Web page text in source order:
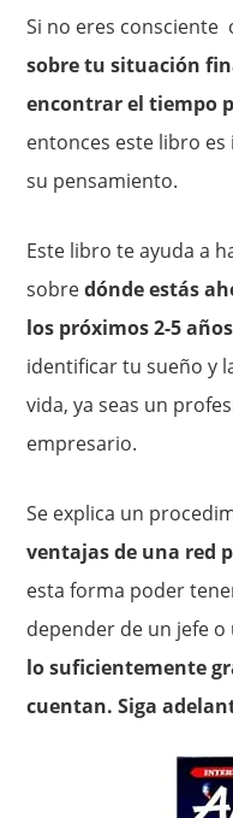
Si no eres consciente
sobre tu situación
encontrar el tiempo
entonces este libro
su pensamiento.
Este libro te ayuda a
sobredónde estás
los próximos 2-5
identificar tu sueño y
vida, ya seas un
empresario.
Se explica un
ventajas de una red
esta forma poder
depender de un jefe
lo suficientemente
cuentan. Siga